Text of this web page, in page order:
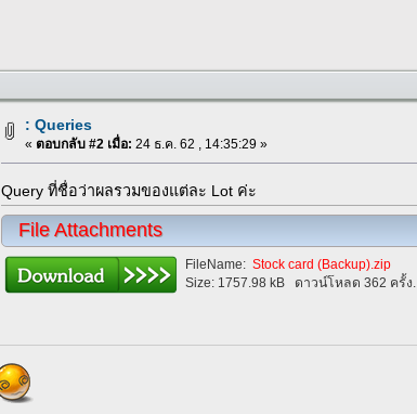
: Queries
« ตอบกลับ #2 เมื่อ: 24 ธ.ค. 62 , 14:35:29 »
Query ที่ชื่อว่าผลรวมของแต่ละ Lot ค่ะ
File Attachments
FileName:Stock card (Backup).zip
Size: 1757.98 kB ดาวน์โหลด 362 ครั้ง.